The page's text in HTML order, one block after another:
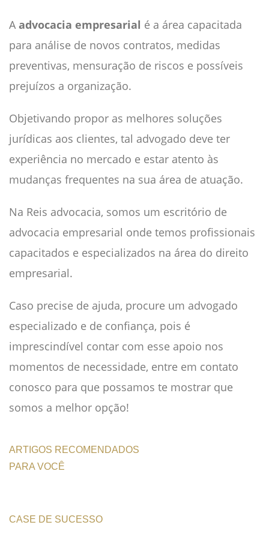
Aadvocacia empresarial é a área capacitada
para análise de novos contratos, medidas
preventivas, mensuração de riscos e possíveis
prejuízos a organização.
Objetivando propor as melhores soluções
jurídicas aos clientes, tal advogado deve ter
experiência no mercado e estar atento às
mudanças frequentes na sua área de atuação.
Na Reis advocacia, somos um escritório de
advocacia empresarial onde temos profissionais
capacitados e especializados na área do direito
empresarial.
Caso precise de ajuda, procure um advogado
especializado e de confiança, pois é
imprescindível contar com esse apoio nos
momentos de necessidade, entre em contato
conosco para que possamos te mostrar que
somos a melhor opção!
ARTIGOS RECOMENDADOS
PARA VOCÊ
CASE DE SUCESSO